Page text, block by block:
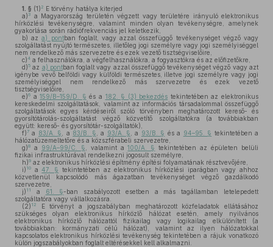
1. § (1) 2 E törvény hatálya kiterjed
a) 3
a Magyarország területén végzett vagy területére irányuló elektronikus
hírközlési tevékenységre, valamint minden olyan tevékenységre, amelynek
gyakorlása során rádiófrekvenciás jel keletkezik,
b) aza) pontban foglalt, vagy azzal összefüggő tevékenységet végző vagy
szolgáltatást nyújtó természetes, illetőleg jogi személyre vagy jogi személyiséggel
nem rendelkező más szervezetre és ezek vezető tisztségviselőire,
c)4 a felhasználókra, a végfelhasználókra, a fogyasztókra és az előfizetőkre,
d)5 az a) pontban foglalt vagy azzal összefüggő tevékenységet végző vagy azt
igénybe vevő belföldi vagy külföldi természetes, illetve jogi személyre vagy jogi
személyiséggel nem rendelkező más szervezetre és ezek vezető
tisztségviselőire,
e)6 a159/B–159/D. § és a 182. § (3) bekezdés tekintetében az elektronikus
kereskedelmi szolgáltatások, valamint az információs társadalommal összefüggő
szolgáltatások egyes kérdéseiről szóló törvényben meghatározott kereső- és
gyorsítótárolás-szolgáltatást végző közvetítő szolgáltatókra (a továbbiakban
együtt: kereső- és gyorsítótár-szolgáltatók),
f)7 a 83/A. § , a 83/B. § , a 93/A. § , a 93/B. § és a 94–95. § tekintetében a
hálózatüzemeltetőre és a közszférabeli szervezetre,
g)8 a 99/A–99/C. § , valamint a100/A. § tekintetében az épületen belüli
fizikai infrastruktúrával rendelkezni jogosult személyre,
h)9 az elektronikus hírközlési építmény építési folyamatának résztvevőjére,
i) 10 a47. § tekintetében az elektronikus hírközlési iparágban vagy ahhoz
közvetlenül kapcsolódó más ágazatban tevékenységet végző gazdálkodó
szervezetre,
j) 11 a 61. §-ban szabályozott esetben a más tagállamban letelepedett
szolgáltatóra vagy vállalkozásra.
(2) 12
E törvényt a jogszabályban meghatározott közfeladatok ellátásához
szükséges olyan elektronikus hírközlő hálózat esetén, amely nyilvános
elektronikus hírközlő hálózattól fizikailag vagy logikailag elkülönített (a
továbbiakban: kormányzati célú hálózat), valamint az ilyen hálózatokkal
kapcsolatos elektronikus hírközlési tevékenység tekintetében a rájuk vonatkozó
külön jogszabályokban foglalt eltérésekkel kell alkalmazni.